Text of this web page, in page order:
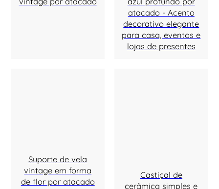
atacado - Acento
decorativo elegante
para casa, eventos e
lojas de presentes
Suporte de vela
vintage em forma
de flor por atacado
Castiçal de
cerâmica simples e